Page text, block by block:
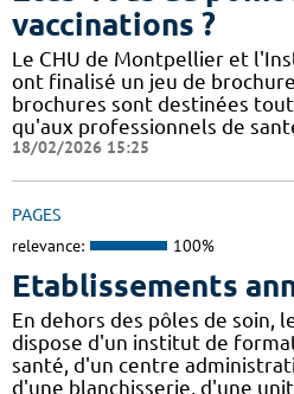
vaccinations ?
Le CHU de Montpellier et
ont finalisé un jeu de
brochures sont destinées
qu'aux professionnels de
18/02/2026 15:25
PAGES
relevance: 100%
Etablissements
En dehors des pôles de soin,
dispose d'un institut de
santé, d'un centre
d'une blanchisserie, d'une